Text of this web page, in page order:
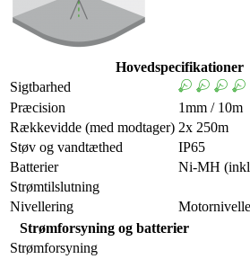
Hovedspecifikationer
Sigtbarhed
Præcision
1mm / 10m
Rækkevidde (med modtager) 2x 250m
Støv og vandtæthed
IP65
Batterier
Ni-MH
Strømtilslutning
Nivellering
Strømforsyning og batterier
Strømforsyning